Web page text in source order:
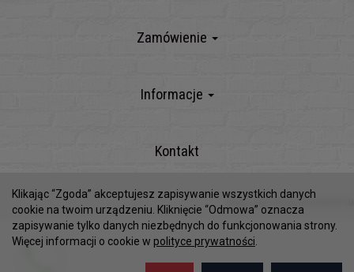
Zamówienie
Informacje
Kontakt
Sklep internetowy SOTESHOP AI
Klikając “Zgoda” akceptujesz zapisywanie wszystkich danych
cookie na twoim urządzeniu. Kliknięcie “Odmowa” oznacza
zapisywanie tylko danych niezbędnych do funkcjonowania strony.
Więcej informacji o cookie w polityce prywatności